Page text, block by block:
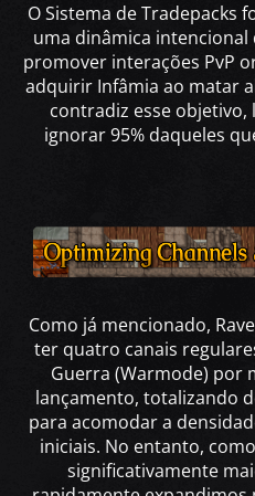
O Sistema de Tradepacks
uma dinâmica intencional
promover interações PvP
adquirir Infâmia ao matar
contradiz esse objetivo,
ignorar 95% daqueles
Como já mencionado,
ter quatro canais
Guerra (Warmode) por
lançamento, totalizando
para acomodar a
iniciais. No entanto,
significativamente